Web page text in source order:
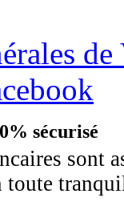
de
sécurisé
sont
toute